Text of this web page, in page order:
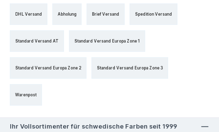
DHL Versand Abholung Brief Versand Spedition Versand
Standard Versand AT Standard Versand Europa Zone 1
Standard Versand Europa Zone 2 Standard Versand Europa Zone 3
Warenpost
Ihr Vollsortimenter für schwedische Farben seit 1999